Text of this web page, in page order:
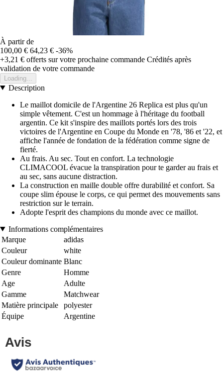
À partir de
100,00 € 64,23 € -36%
+3,21 € offerts sur votre prochaine commande Crédités après
validation de votre commande
Loading...
Description
Le maillot domicile de l'Argentine 26 Replica est plus qu'un
simple vêtement. C'est un hommage à l'héritage du football
argentin. Ce kit s'inspire des maillots portés lors des trois
victoires de l'Argentine en Coupe du Monde en '78, '86 et '22, et
affiche l'année de fondation de la fédération comme signe de
fierté.
Au frais. Au sec. Tout en confort. La technologie
CLIMACOOL évacue la transpiration pour te garder au frais et
au sec, sans aucune distraction.
La construction en maille double offre durabilité et confort. Sa
coupe slim épouse le corps, ce qui permet des mouvements sans
restriction sur le terrain.
Adopte l'esprit des champions du monde avec ce maillot.
Informations complémentaires
Marque
adidas
Couleur
white
Couleur dominante Blanc
Genre
Homme
Age
Adulte
Gamme
Matchwear
Matière principale
polyester
Équipe
Argentine